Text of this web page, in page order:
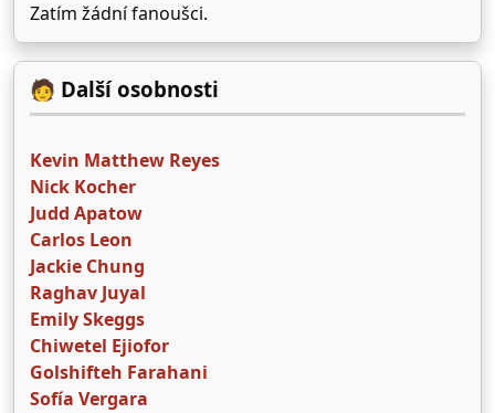
Zatím žádní fanoušci.
🧑 Další osobnosti
Kevin Matthew Reyes
Nick Kocher
Judd Apatow
Carlos Leon
Jackie Chung
Raghav Juyal
Emily Skeggs
Chiwetel Ejiofor
Golshifteh Farahani
Sofía Vergara